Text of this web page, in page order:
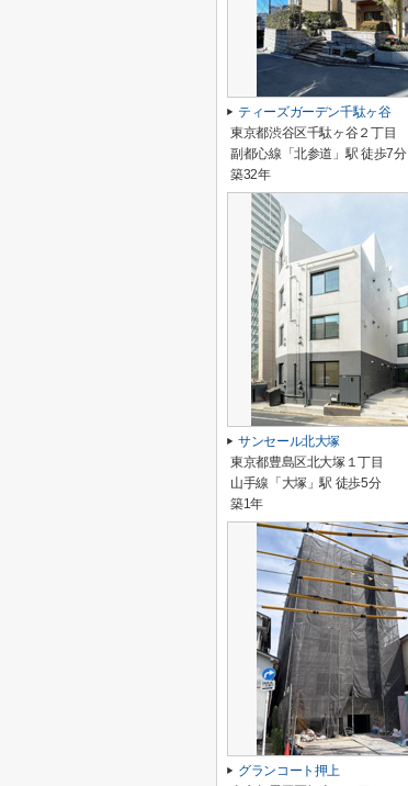
ティーズガーデン千駄ヶ谷
東京都渋谷区千駄ヶ谷２丁目
副都心線「北参道」駅 徒歩7分
築32年
サンセール北大塚
東京都豊島区北大塚１丁目
山手線「大塚」駅 徒歩5分
築1年
グランコート押上